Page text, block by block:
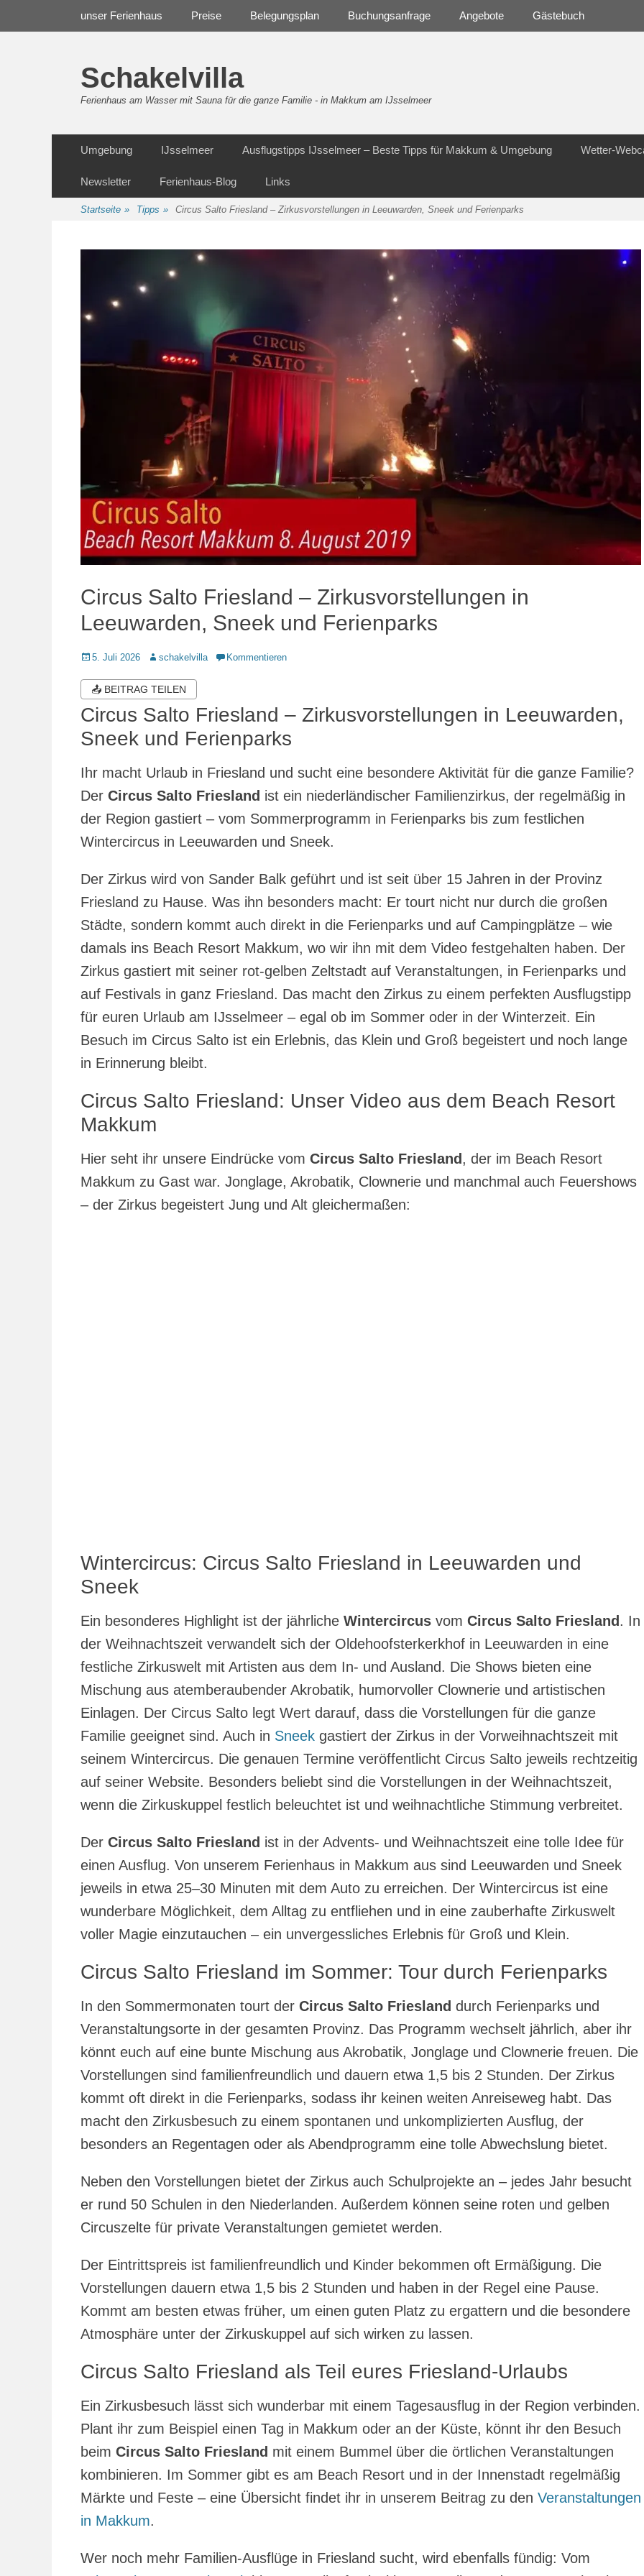
unser Ferienhaus Preise Belegungsplan Buchungsanfrage Angebote Gästebuch
Schakelvilla
Ferienhaus am Wasser mit Sauna für die ganze Familie - in Makkum am IJsselmeer
Inhalt
Umgebung IJsselmeer Ausflugstipps IJsselmeer – Beste Tipps für Makkum & Umgebung Wetter-
Newsletter Ferienhaus-Blog Links
Startseite » Tipps » Circus Salto Friesland – Zirkusvorstellungen in Leeuwarden, Sneek und Ferienparks
Circus Salto Friesland – Zirkusvorstellungen in
Leeuwarden, Sneek und Ferienparks
Veröffentlicht
5. Juli 2026 Autorschakelvilla Kommentieren
📤 BEITRAG TEILEN
Circus Salto Friesland – Zirkusvorstellungen in Leeuwarden,
Sneek und Ferienparks
Ihr macht Urlaub in Friesland und sucht eine besondere Aktivität für die ganze Familie?
Der Circus Salto Friesland ist ein niederländischer Familienzirkus, der regelmäßig in
der Region gastiert – vom Sommerprogramm in Ferienparks bis zum festlichen
Wintercircus in Leeuwarden und Sneek.
Der Zirkus wird von Sander Balk geführt und ist seit über 15 Jahren in der Provinz
Friesland zu Hause. Was ihn besonders macht: Er tourt nicht nur durch die großen
Städte, sondern kommt auch direkt in die Ferienparks und auf Campingplätze – wie
damals ins Beach Resort Makkum, wo wir ihn mit dem Video festgehalten haben. Der
Zirkus gastiert mit seiner rot-gelben Zeltstadt auf Veranstaltungen, in Ferienparks und
auf Festivals in ganz Friesland. Das macht den Zirkus zu einem perfekten Ausflugstipp
für euren Urlaub am IJsselmeer – egal ob im Sommer oder in der Winterzeit. Ein
Besuch im Circus Salto ist ein Erlebnis, das Klein und Groß begeistert und noch lange
in Erinnerung bleibt.
Circus Salto Friesland: Unser Video aus dem Beach Resort
Makkum
Hier seht ihr unsere Eindrücke vom Circus Salto Friesland , der im Beach Resort
Makkum zu Gast war. Jonglage, Akrobatik, Clownerie und manchmal auch Feuershows
– der Zirkus begeistert Jung und Alt gleichermaßen:
Wintercircus: Circus Salto Friesland in Leeuwarden und
Sneek
Ein besonderes Highlight ist der jährliche Wintercircus vom Circus Salto Friesland . In
der Weihnachtszeit verwandelt sich der Oldehoofsterkerkhof in Leeuwarden in eine
festliche Zirkuswelt mit Artisten aus dem In- und Ausland. Die Shows bieten eine
Mischung aus atemberaubender Akrobatik, humorvoller Clownerie und artistischen
Einlagen. Der Circus Salto legt Wert darauf, dass die Vorstellungen für die ganze
Familie geeignet sind. Auch in Sneek gastiert der Zirkus in der Vorweihnachtszeit mit
seinem Wintercircus. Die genauen Termine veröffentlicht Circus Salto jeweils rechtzeitig
auf seiner Website. Besonders beliebt sind die Vorstellungen in der Weihnachtszeit,
wenn die Zirkuskuppel festlich beleuchtet ist und weihnachtliche Stimmung verbreitet.
Der Circus Salto Friesland ist in der Advents- und Weihnachtszeit eine tolle Idee für
einen Ausflug. Von unserem Ferienhaus in Makkum aus sind Leeuwarden und Sneek
jeweils in etwa 25–30 Minuten mit dem Auto zu erreichen. Der Wintercircus ist eine
wunderbare Möglichkeit, dem Alltag zu entfliehen und in eine zauberhafte Zirkuswelt
voller Magie einzutauchen – ein unvergessliches Erlebnis für Groß und Klein.
Circus Salto Friesland im Sommer: Tour durch Ferienparks
In den Sommermonaten tourt der Circus Salto Friesland durch Ferienparks und
Veranstaltungsorte in der gesamten Provinz. Das Programm wechselt jährlich, aber ihr
könnt euch auf eine bunte Mischung aus Akrobatik, Jonglage und Clownerie freuen. Die
Vorstellungen sind familienfreundlich und dauern etwa 1,5 bis 2 Stunden. Der Zirkus
kommt oft direkt in die Ferienparks, sodass ihr keinen weiten Anreiseweg habt. Das
macht den Zirkusbesuch zu einem spontanen und unkomplizierten Ausflug, der
besonders an Regentagen oder als Abendprogramm eine tolle Abwechslung bietet.
Neben den Vorstellungen bietet der Zirkus auch Schulprojekte an – jedes Jahr besucht
er rund 50 Schulen in den Niederlanden. Außerdem können seine roten und gelben
Circuszelte für private Veranstaltungen gemietet werden.
Der Eintrittspreis ist familienfreundlich und Kinder bekommen oft Ermäßigung. Die
Vorstellungen dauern etwa 1,5 bis 2 Stunden und haben in der Regel eine Pause.
Kommt am besten etwas früher, um einen guten Platz zu ergattern und die besondere
Atmosphäre unter der Zirkuskuppel auf sich wirken zu lassen.
Circus Salto Friesland als Teil eures Friesland-Urlaubs
Ein Zirkusbesuch lässt sich wunderbar mit einem Tagesausflug in der Region verbinden.
Plant ihr zum Beispiel einen Tag in Makkum oder an der Küste, könnt ihr den Besuch
beim Circus Salto Friesland mit einem Bummel über die örtlichen Veranstaltungen
kombinieren. Im Sommer gibt es am Beach Resort und in der Innenstadt regelmäßig
Märkte und Feste – eine Übersicht findet ihr in unserem Beitrag zu den Veranstaltungen
in Makkum.
Wer noch mehr Familien-Ausflüge in Friesland sucht, wird ebenfalls fündig: Vom